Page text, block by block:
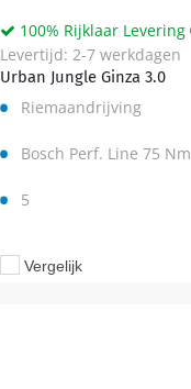
Urban Jungle Ginza 3.0
100% Rijklaar Levering
Levertijd: 2-7 werkdagen
Riemaandrijving
Bosch Perf. Line 75 Nm
5
Vergelijk